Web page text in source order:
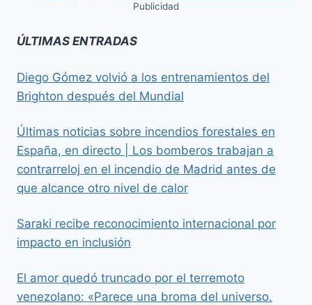
Publicidad
ÚLTIMAS ENTRADAS
Diego Gómez volvió a los entrenamientos del
Brighton después del Mundial
Últimas noticias sobre incendios forestales en
España, en directo | Los bomberos trabajan a
contrarreloj en el incendio de Madrid antes de
que alcance otro nivel de calor
Saraki recibe reconocimiento internacional por
impacto en inclusión
El amor quedó truncado por el terremoto
venezolano: «Parece una broma del universo.